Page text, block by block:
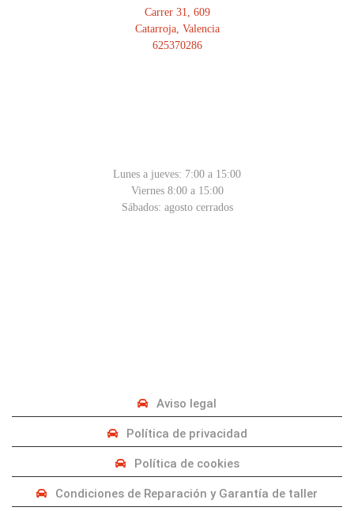
Carrer 31, 609
Catarroja, Valencia
625370286
Lunes a jueves: 7:00 a 15:00
Viernes 8:00 a 15:00
Sábados: agosto cerrados
Aviso legal
Política de privacidad
Política de cookies
Condiciones de Reparación y Garantía de taller